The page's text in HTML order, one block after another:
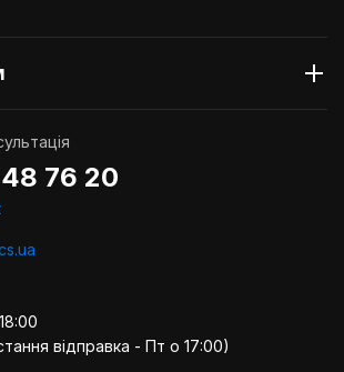
76 20
відправка - Пт о 17:00)